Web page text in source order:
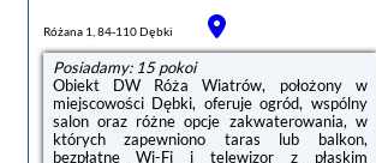
Różana 1, 84-110 Dębki
Posiadamy: 15 pokoi
Obiekt DW Róża Wiatrów, położony w
miejscowości Dębki, oferuje ogród, wspólny
salon oraz różne opcje zakwaterowania, w
których zapewniono taras lub balkon,
bezpłatne Wi-Fi i telewizor z płaskim